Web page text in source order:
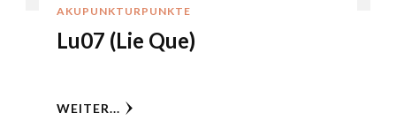
AKUPUNKTURPUNKTE
Lu07 (Lie Que)
WEITER...